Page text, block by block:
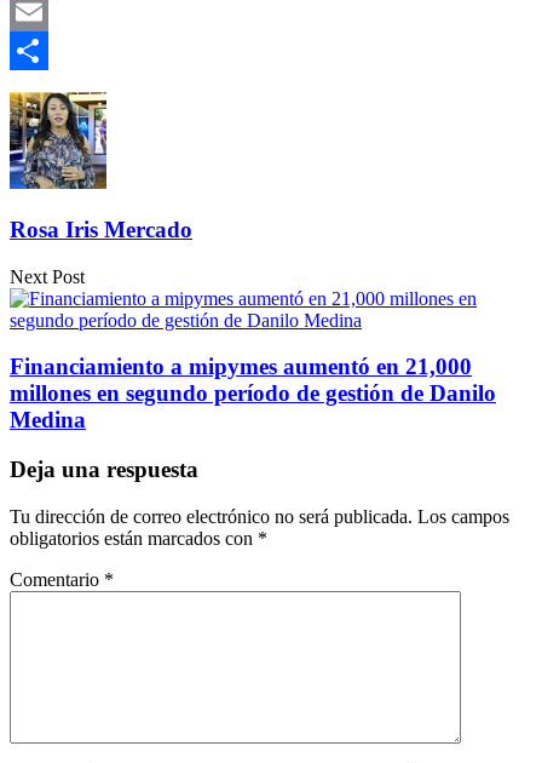
Gmail
Email
Compartir
Rosa Iris Mercado
Next Post
Financiamiento a mipymes aumentó en 21,000
millones en segundo período de gestión de Danilo
Medina
Deja una respuesta
Tu dirección de correo electrónico no será publicada. Los campos
obligatorios están marcados con *
Comentario *